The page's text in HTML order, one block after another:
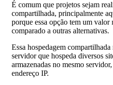
É comum que projetos sejam
compartilhada, principalmente
porque essa opção tem um valor
comparado a outras alternativas.
Essa hospedagem
servidor que hospeda diversos
armazenadas no mesmo
endereço IP.